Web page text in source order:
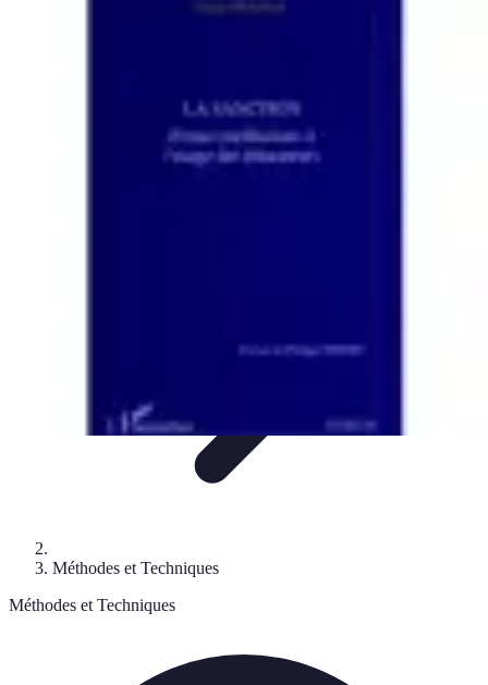
Méthodes et Techniques
Méthodes et Techniques